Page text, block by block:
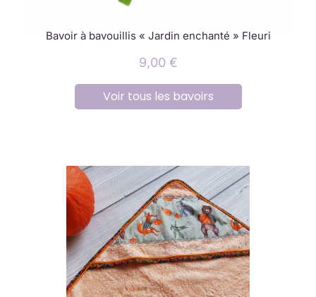
Bavoir à bavouillis « Jardin enchanté » Fleuri
9,00 €
Voir tous les bavoirs